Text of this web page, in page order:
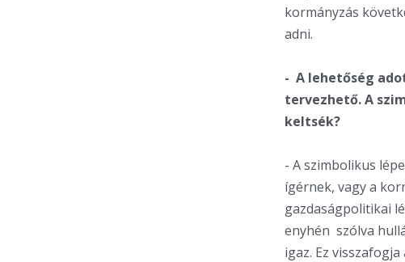
kormányzás
adni.
- A lehetőség
tervezhető. A
keltsék?
- A szimbolikus
ígérnek, vagy a
gazdaságpolitikai
enyhén szólva
igaz. Ez